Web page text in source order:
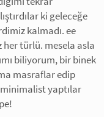
ki geleceğe
kalmadı. ee
her türlü. mesela asla
biliyorum, bir binek
masraflar edip
yaptılar